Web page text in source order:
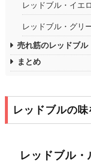
レッドブル・イエ
レッドブル・グリ
売れ筋のレッドブル
まとめ
レッドブルの味
レッドブル